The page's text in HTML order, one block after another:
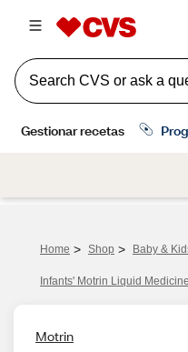
Home > Shop > Baby &
Infants' Motrin Liquid
Motrin